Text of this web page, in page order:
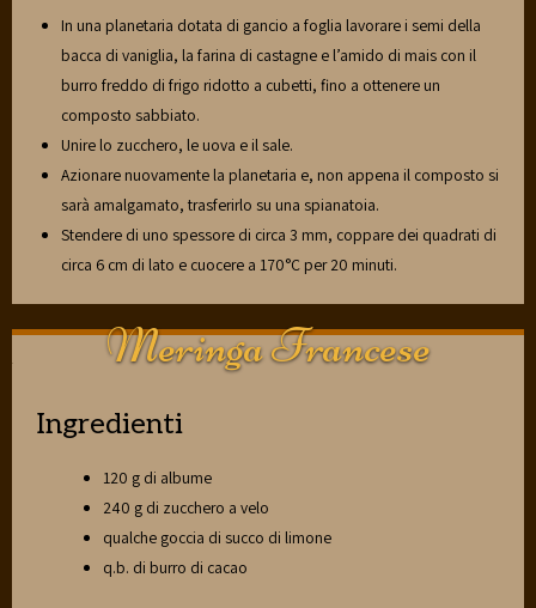
In una planetaria dotata di gancio a foglia lavorare i semi della
bacca di vaniglia, la farina di castagne e l’amido di mais con il
burro freddo di frigo ridotto a cubetti, fino a ottenere un
composto sabbiato.
Unire lo zucchero, le uova e il sale.
Azionare nuovamente la planetaria e, non appena il composto si
sarà amalgamato, trasferirlo su una spianatoia.
Stendere di uno spessore di circa 3 mm, coppare dei quadrati di
circa 6 cm di lato e cuocere a 170°C per 20 minuti.
Meringa Francese
Ingredienti
120 g di albume
240 g di zucchero a velo
qualche goccia di succo di limone
q.b. di burro di cacao